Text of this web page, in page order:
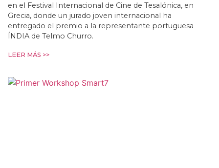
en el Festival Internacional de Cine de Tesalónica, en
Grecia, donde un jurado joven internacional ha
entregado el premio a la representante portuguesa
ÍNDIA de Telmo Churro.
LEER MÁS >>